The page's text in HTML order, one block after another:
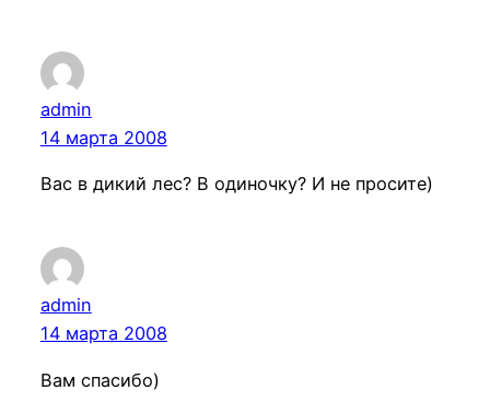
admin
14 марта 2008
Вас в дикий лес? В одиночку? И не просите)
admin
14 марта 2008
Вам спасибо)